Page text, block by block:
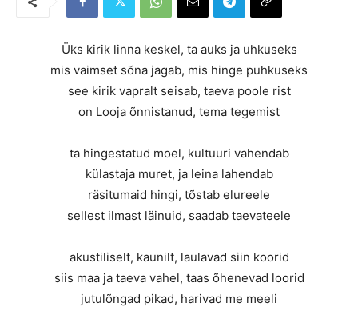
Üks kirik linna keskel, ta auks ja uhkuseks
mis vaimset sõna jagab, mis hinge puhkuseks
see kirik vapralt seisab, taeva poole rist
on Looja õnnistanud, tema tegemist
ta hingestatud moel, kultuuri vahendab
külastaja muret, ja leina lahendab
räsitumaid hingi, tõstab elureele
sellest ilmast läinuid, saadab taevateele
akustiliselt, kaunilt, laulavad siin koorid
siis maa ja taeva vahel, taas õhenevad loorid
jutulõngad pikad, harivad me meeli